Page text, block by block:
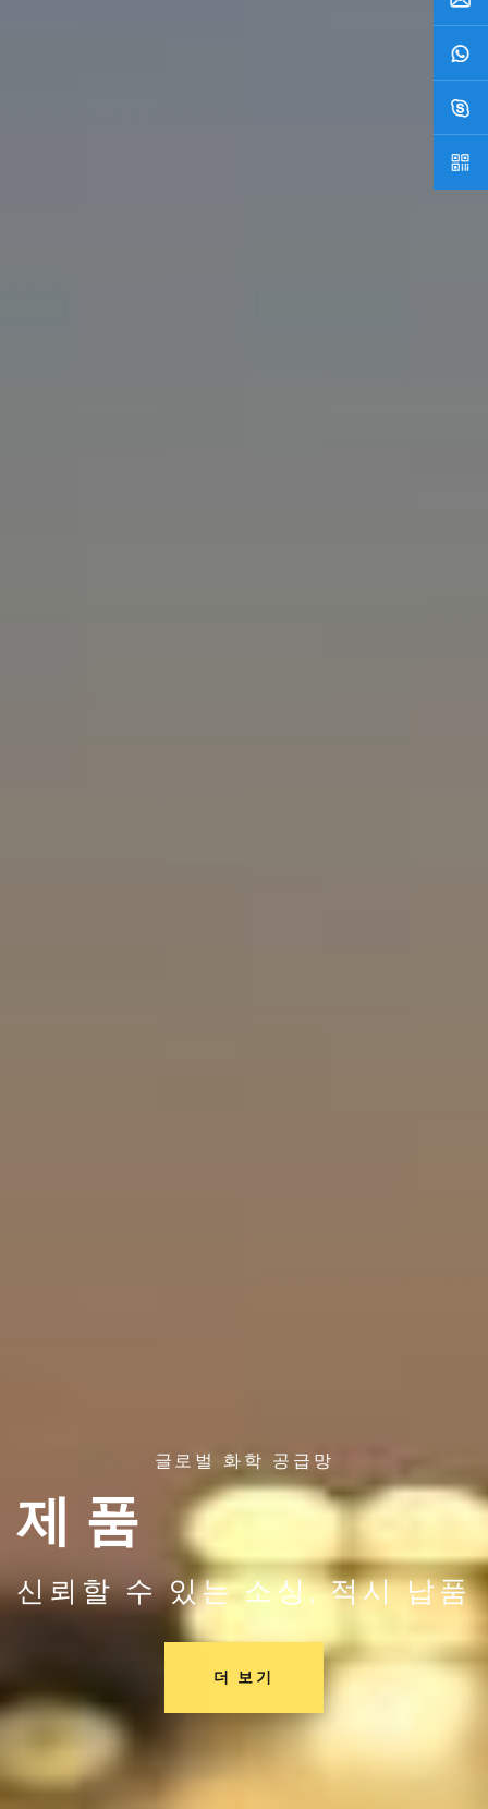
글로벌 화학 공급망
제품
신뢰할 수 있는 소싱, 적시 납품
더 보기